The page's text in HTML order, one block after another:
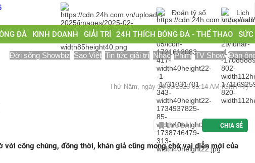
Đoán tỷ số Lịch
ĐÁ KINH DOANH GIẢI TRÍ 24H THÍCH BÓNG ĐÁ - THỂ THAO SỨC
Đời sống Showbiz Sao Việt Tin tức giải trí Nhạc Phim TV Show Đàn
Thứ Năm, ngày 14/05/2026 05:14 AM (GMT+7)
LƯU BÀI CHIA SẺ
với công chúng, đồng thời, khán giả cũng mong chờ vai diễn mới của